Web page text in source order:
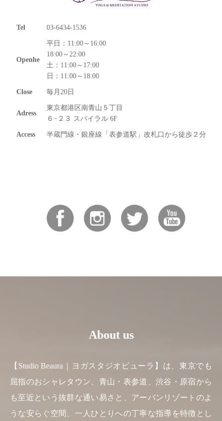
Tel 03-6434-1536
Openhe
平日：11:00～16:00
18:00～22:00
土：11:00～17:00
日：11:00～18:00
Close 毎月20日
Adress
東京都港区南青山５丁目
６−２３ スパイラル 6F
Access 半蔵門線・銀座線「表参道駅」改札口から徒歩２分
About us
【Studio Beaura｜ヨガスタジオビューラ】は、東京でも
屈指のおシャレタウン、青山・表参道、渋谷・原宿から
も至近という抜群な通い易さと、アーバンリゾートのよ
うな安らぐ空間、一人ひとりへの丁寧な指導を特徴とし